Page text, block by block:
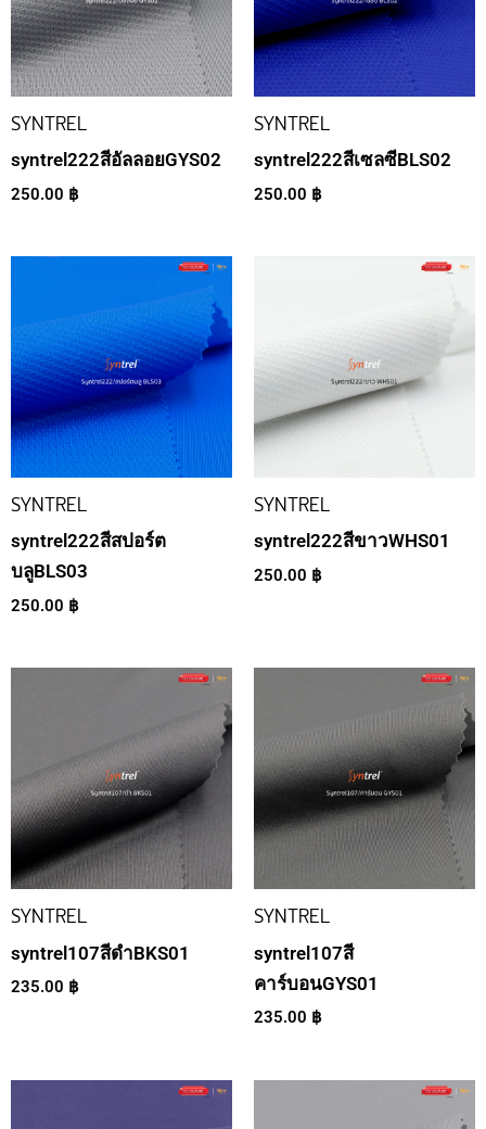
SYNTREL
syntrel222สีอัลลอยGYS02
250.00 ฿
SYNTREL
syntrel222สีเซลซีBLS02
250.00 ฿
SYNTREL
syntrel222สีสปอร์ต
บลูBLS03
250.00 ฿
SYNTREL
syntrel222สีขาวWHS01
250.00 ฿
SYNTREL
syntrel107สีดำBKS01
235.00 ฿
SYNTREL
syntrel107สี
คาร์บอนGYS01
235.00 ฿